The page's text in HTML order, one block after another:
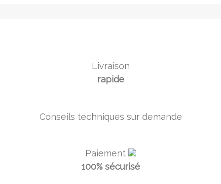
Livraison
rapide
Conseils techniques sur demande
Paiement
100% sécurisé